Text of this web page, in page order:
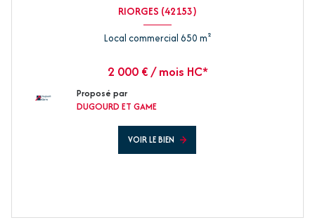
RIORGES (42153)
Local commercial 650 m²
2 000 € / mois HC*
Proposé par
DUGOURD ET GAME
VOIR LE BIEN